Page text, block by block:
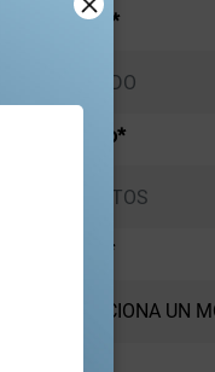
Apellido*
Teléfono*
Modelo*